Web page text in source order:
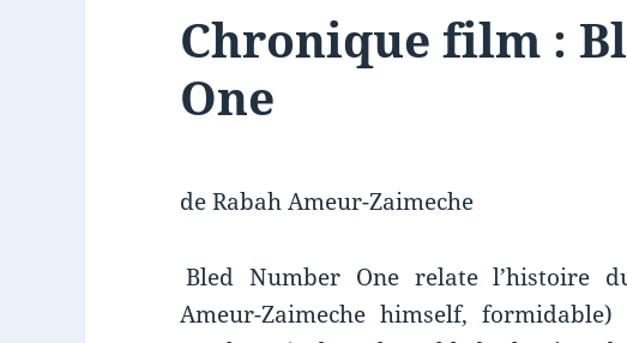
Chronique film :
One
de Rabah Ameur-Zaimeche
Bled Number One relate l’histoire
Ameur-Zaimeche himself,